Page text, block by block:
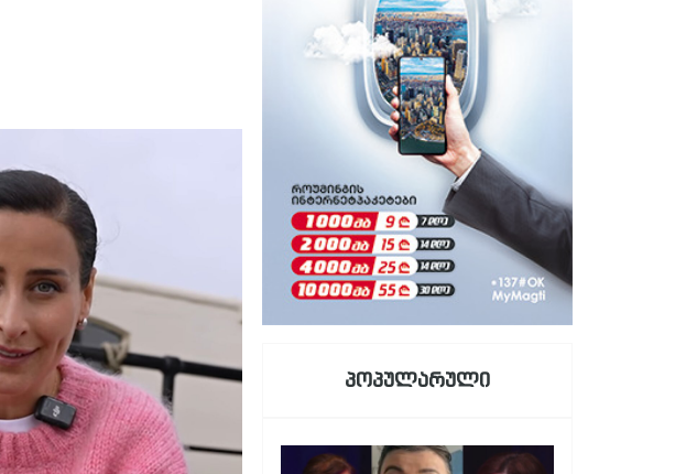
პოპულარული